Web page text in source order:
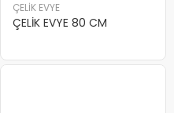
ÇELİK EVYE
ÇELİK EVYE 80 CM